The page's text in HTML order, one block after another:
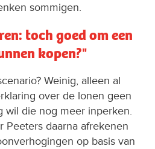
sommigen.
toch goed om een
kopen?"
Weinig, alleen al
over de lonen geen
wil die nog meer inperken.
Peeters daarna afrekenen
op basis van